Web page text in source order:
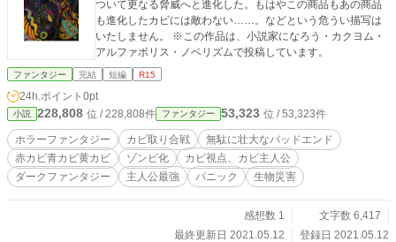
ついて更なる脅威へと進化した。もはやこの商品もあの商品
も進化したカビには敵わない……。などという危うい描写は
いたしません。 ※この作品は、小説家になろう・カクヨム・
アルファポリス・ノベリズムで投稿しています。
ファンタジー 完結 短編 R15
24h.ポイント 0pt
小説 228,808 位 / 228,808件 ファンタジー 53,323 位 / 53,323件
ホラーファンタジー カビ取り合戦
無駄に壮大なバッドエンド
赤カビ青カビ黄カビ
ゾンビ化
カビ視点、カビ主人公
ダークファンタジー
主人公最強 パニック 生物災害
感想数 1
文字数 6,417
最終更新日 2021.05.12
登録日 2021.05.12